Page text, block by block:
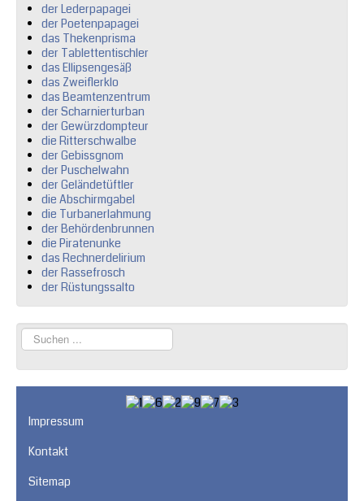
der Lederpapagei
der Poetenpapagei
das Thekenprisma
der Tablettentischler
das Ellipsengesäß
das Zweiflerklo
das Beamtenzentrum
der Scharnierturban
der Gewürzdompteur
die Ritterschwalbe
der Gebissgnom
der Puschelwahn
der Geländetüftler
die Abschirmgabel
die Turbanerlahmung
der Behördenbrunnen
die Piratenunke
das Rechnerdelirium
der Rassefrosch
der Rüstungssalto
Suchen
...
Impressum
Kontakt
Sitemap